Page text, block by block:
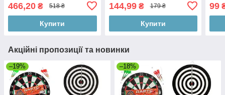
466,20 ₴ 518 ₴
Купити
144,99₴ 179 ₴
Купити
99
Акційні пропозиції та новинки
–19% –18%